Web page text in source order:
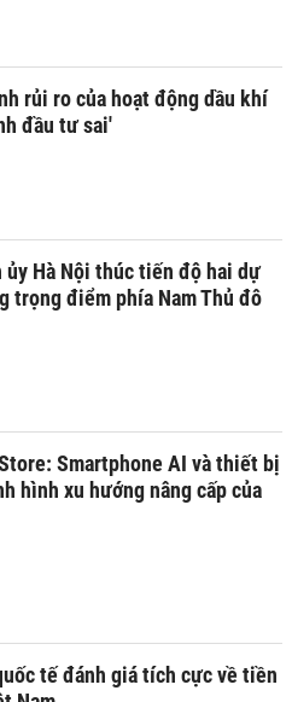
rủi ro của hoạt động dầu khí
đầu tư sai'
ủy Hà Nội thúc tiến độ hai dự
trọng điểm phía Nam Thủ đô
Smartphone AI và thiết bị
hình xu hướng nâng cấp của
tế đánh giá tích cực về tiền